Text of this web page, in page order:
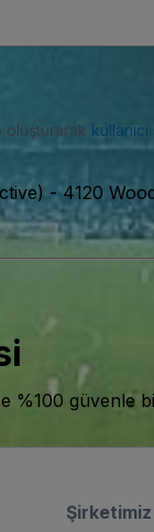
oluşturarak
-4120
%100 güvenle
Şirketimiz